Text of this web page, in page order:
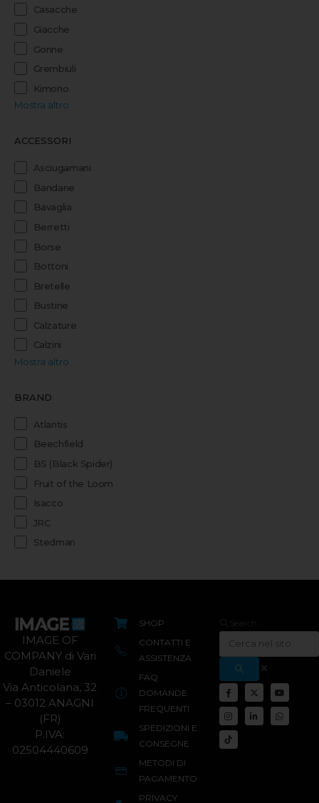
Casacche
Giacche
Gonne
Grembiuli
Kimono
Mostra altro
ACCESSORI
Asciugamani
Bandane
Bavaglia
Berretti
Borse
Bottoni
Bretelle
Bustine
Calzature
Calzini
Mostra altro
BRAND
Atlantis
Beechfield
BS (Black Spider)
Fruit of the Loom
Isacco
JRC
Stedman
IMAGE OF
COMPANY di Vari
Daniele
Via Anticolana, 32
– 03012 ANAGNI
(FR)
P.IVA:
02504440609
SHOP
CONTATTI E
ASSISTENZA
FAQ
DOMANDE
FREQUENTI
SPEDIZIONI E
CONSEGNE
METODI DI
PAGAMENTO
PRIVACY